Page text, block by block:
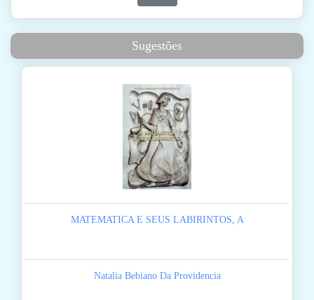
Sugestões
MATEMATICA E SEUS LABIRINTOS, A
Natalia Bebiano Da Providencia